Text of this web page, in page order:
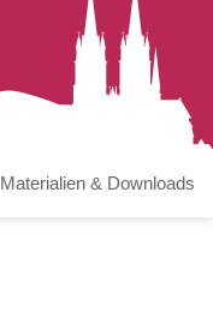
Materialien & Downloads